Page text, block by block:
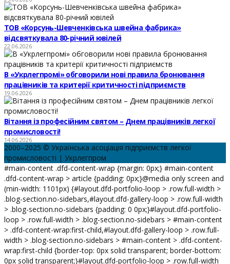
ТОВ «Корсунь-Шевченківська швейна фабрика»
відсвяткувала 80-річний ювілей
22.06.2026
В «Укрлегпромі» обговорили нові правила бронювання
працівників та критерії критичності підприємств
19.06.2026
Вітання із професійним святом – Днем працівників легкої
промисловості!
14.06.2026
2000–2025 © Українська асоціація підприємств легкої
промисловості | Укрлегпром
#main-content .dfd-content-wrap {margin: 0px;} #main-content
.dfd-content-wrap > article {padding: 0px;}@media only screen and
(min-width: 1101px) {#layout.dfd-portfolio-loop > .row.full-width >
.blog-section.no-sidebars,#layout.dfd-gallery-loop > .row.full-width
> .blog-section.no-sidebars {padding: 0 0px;}#layout.dfd-portfolio-
loop > .row.full-width > .blog-section.no-sidebars > #main-content
> .dfd-content-wrap:first-child,#layout.dfd-gallery-loop > .row.full-
width > .blog-section.no-sidebars > #main-content > .dfd-content-
wrap:first-child {border-top: 0px solid transparent; border-bottom:
0px solid transparent;}#layout.dfd-portfolio-loop > .row.full-width